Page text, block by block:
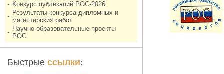
- Конкурс публикаций РОС-2026
- Результаты конкурса дипломных и
магистерских работ
- Научно-образовательные проекты
РОС
Быстрые ссылки: